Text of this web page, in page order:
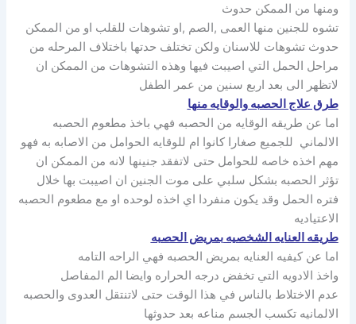
ومنها من الممكن حدوث
تشوه للجنين منها العمى ,الصم ,او تشوهات للقلب او من الممكن
حدوث تشوهات للاسنان ولكن تختلف حدتها باختلاف المرحله من
مراحل الحمل التي اصيبت فيها وهذه التشوهات من الممكن ان
لاتظهر الى بعد اربع سنين من عمر الطفل
طرق علاج الحصبه والوقايه منها
اما عن طريقه الوقايه من الحصبه فهي باخذ مطعوم الحصبه
الالماني للجميع صغارا كانوا ام للوقايه الحوامل من الاصابه به فهو
مهم اخذه خاصه للحوامل حتى لاتفقد جنينها لانه من الممكن ان
تؤثر الحصبه بشكل سلبي على موت الجنين ان اصيبت بها خلال
فتره الحمل وقد يكون منفردا اي اخذه لوحده او مع مطعوم الحصبه
الاعتياديه
طريقه العنايه الشخصيه بمريض الحصبه
اما عن كيفيه العنايه بمريض الحصبه فهي الراحه التامه
واخذ الادويه التي تخفض درجه الحراره وايضا الم المفاصل
عدم الاختلاط بالناس في هذا الوقت حتى لاتنتقل العدوى والحصبه
الالمانيه تكسب الجسم مناعه بعد حدوثها